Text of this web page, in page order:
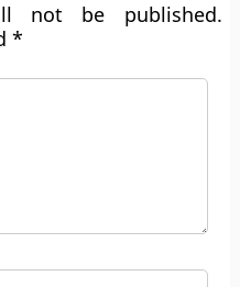
not be published.
*